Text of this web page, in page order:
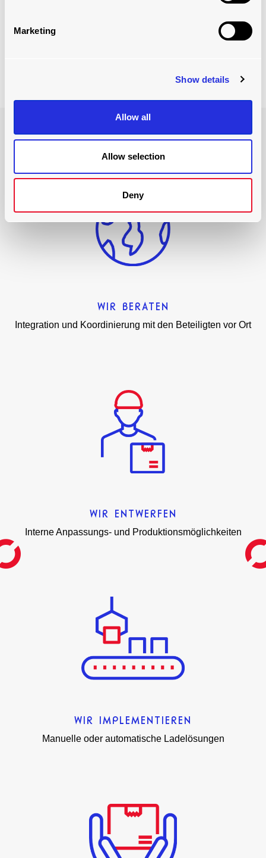
Marketing
Show details
Allow all
Allow selection
Deny
unser Partnerschaftsprozess
WIR BERATEN
Integration und Koordinierung mit den Beteiligten vor Ort
WIR ENTWERFEN
Interne Anpassungs- und Produktionsmöglichkeiten
WIR IMPLEMENTIEREN
Manuelle oder automatische Ladelösungen